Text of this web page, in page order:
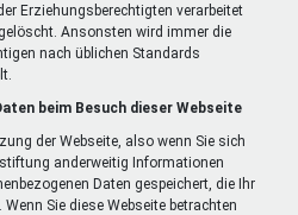
Erziehungsberechtigten verarbeitet
Ansonsten wird immer die
nach üblichen Standards
beim Besuch dieser Webseite
der Webseite, also wenn Sie sich
anderweitig Informationen
Daten gespeichert, die Ihr
Sie diese Webseite betrachten